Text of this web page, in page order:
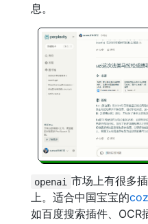
息。
openai 市场上有很多
上。适合中国宝宝的
如百度搜索插件、OCR